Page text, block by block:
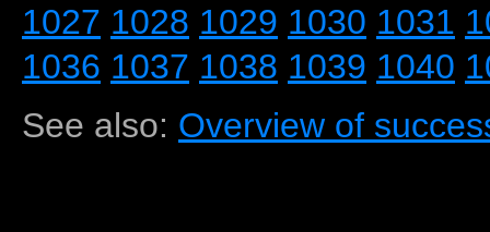
1027 1028 1029 1030 1031
1036 1037 1038 1039 1040
See also: Overview of